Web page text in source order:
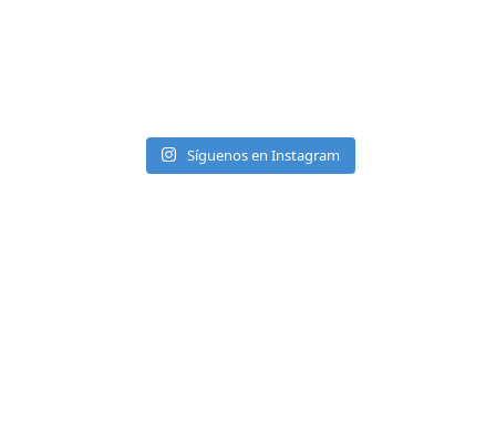
Síguenos en Instagram